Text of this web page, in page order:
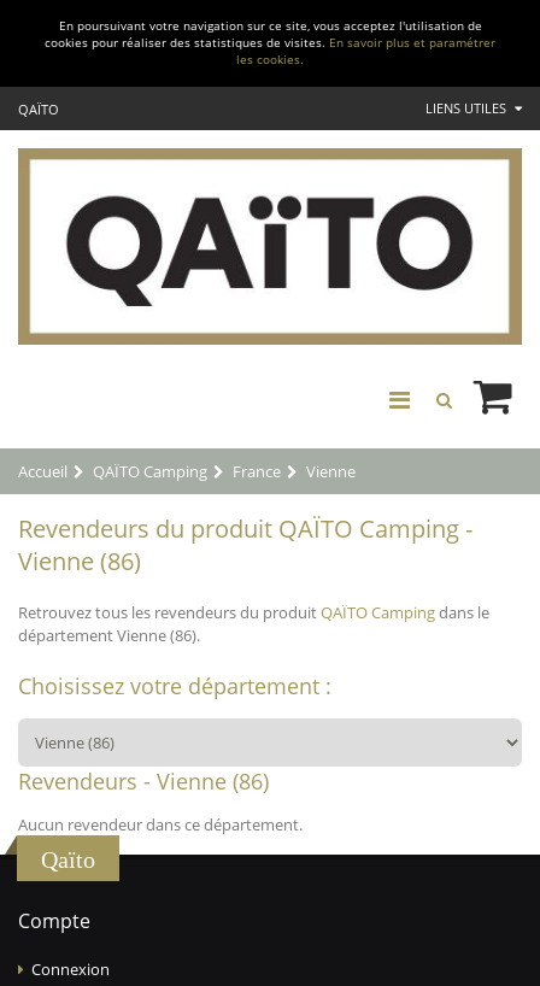
En poursuivant votre navigation sur ce site, vous acceptez l'utilisation de
cookies pour réaliser des statistiques de visites. En savoir plus et paramétrer
les cookies.
QAÏTO LIENS UTILES
Accueil QAÏTO Camping France Vienne
Revendeurs du produit QAÏTO Camping -
Vienne (86)
Retrouvez tous les revendeurs du produitQAÏTO Campingdans le
département Vienne (86).
Choisissez votre département :
Revendeurs - Vienne (86)
Aucun revendeur dans ce département.
Qaïto
Compte
Connexion